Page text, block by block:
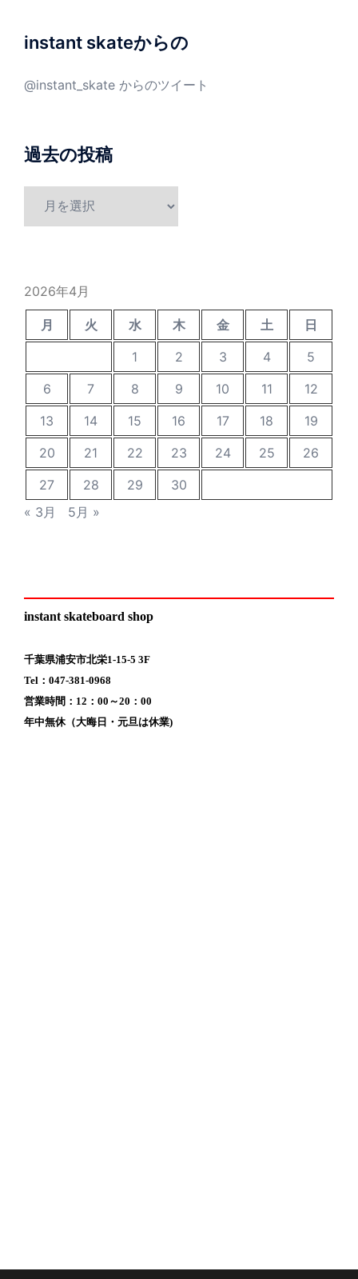
instant skateからの
@instant_skate からのツイート
過去の投稿
2026年4月
月 火 水 木 金 土
日
1
2 3 4
5
6
7 8 9 10 11
12
13
14 15 16 17 18
19
20
21 22 23 24 25
26
27
28 29
30
« 3月
5月 »
instant skateboard shop
千葉県浦安市北栄1-15-5 3F
Tel：047-381-0968
営業時間：12：00～20：00
年中無休（大晦日・元旦は休業)